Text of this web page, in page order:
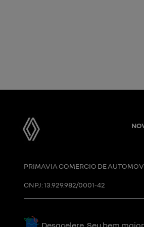
PRIMAVIA COMERCIO DE
CNPJ: 13.929.982/0001-42
Desacelere. Seu bem maior